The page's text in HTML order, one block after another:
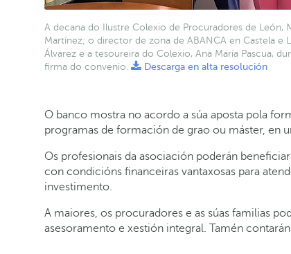
A decana do Ilustre Colexio de Procuradores de León,
Martínez; o director de zona de ABANCA en Castela e
Álvarez e a tesoureira do Colexio, Ana María Pascua,
firma do convenio.
Descarga en alta resolución
O banco mostra no acordo a súa aposta pola
programas de formación de grao ou máster, en
Os profesionais da asociación poderán
con condicións financeiras vantaxosas para
investimento.
A maiores, os procuradores e as súas familias
asesoramento e xestión integral. Tamén